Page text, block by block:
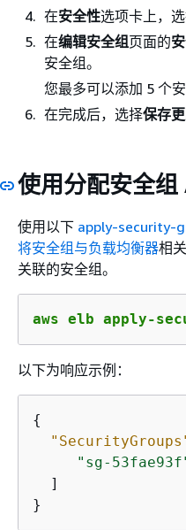
在安全性选项卡上，
在编辑安全组页面的
安全组。
您最多可以添加 5 个安
在完成后，选择保存
使用分配安全组
使用以下 apply-security-
将安全组与负载均衡器相
关联的安全组。
aws elb apply-
以下为响应示例：
{
"sg-
  ]
}